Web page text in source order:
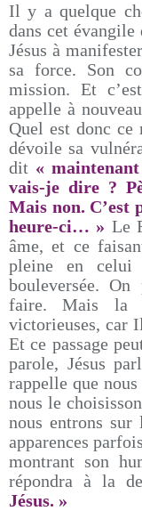
Il y a quelque
dans cet évangile
Jésus à
sa force. Son
mission. Et
appelle à
Quel est donc ce
dévoile sa
dit «
vais-je dire ?
Mais non. C’est
heure-ci… » Le
âme, et ce
pleine en celui
bouleversée.
faire. Mais la
victorieuses, car
Et ce passage
parole, Jésus
rappelle que
nous le
nous entrons
apparences
montrant son
répondra à la
Jésus. »